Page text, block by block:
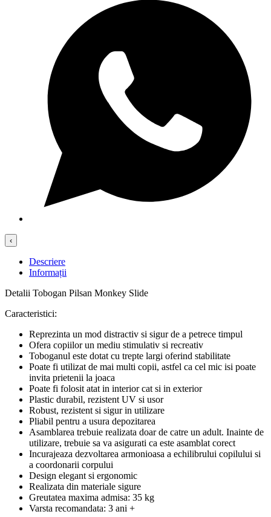
‹
Descriere
Informații
Detalii Tobogan Pilsan Monkey Slide
Caracteristici:
Reprezinta un mod distractiv si sigur de a petrece timpul
Ofera copiilor un mediu stimulativ si recreativ
Toboganul este dotat cu trepte largi oferind stabilitate
Poate fi utilizat de mai multi copii, astfel ca cel mic isi poate
invita prietenii la joaca
Poate fi folosit atat in interior cat si in exterior
Plastic durabil, rezistent UV si usor
Robust, rezistent si sigur in utilizare
Pliabil pentru a usura depozitarea
Asamblarea trebuie realizata doar de catre un adult. Inainte de
utilizare, trebuie sa va asigurati ca este asamblat corect
Incurajeaza dezvoltarea armonioasa a echilibrului copilului si
a coordonarii corpului
Design elegant si ergonomic
Realizata din materiale sigure
Greutatea maxima admisa: 35 kg
Varsta recomandata: 3 ani +